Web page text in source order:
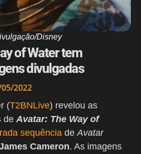
Disney
of Water tem
divulgadas
2022
(T2BNLive) revelou as
de Avatar: The Way of
sequência de Avatar
Cameron. As imagens